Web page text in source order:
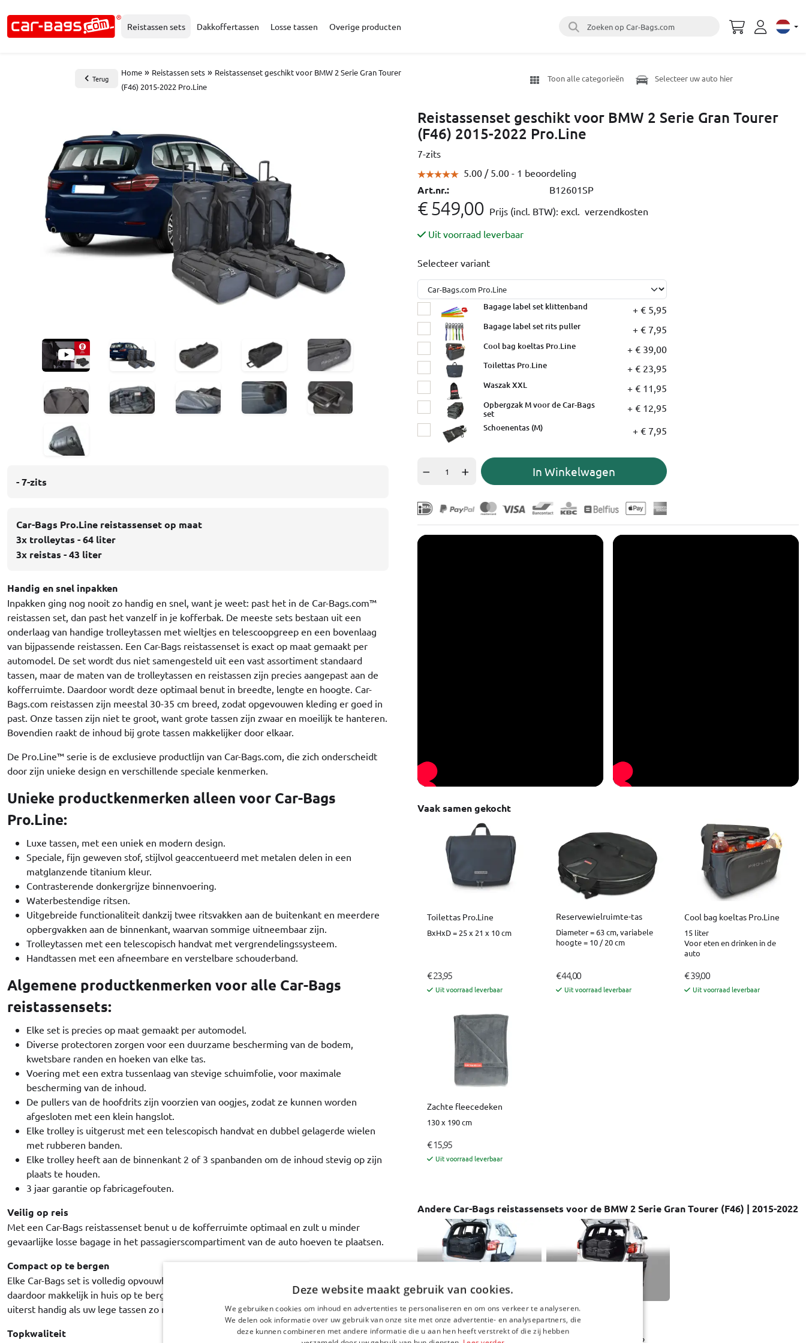
Reistassen sets Dakkoffertassen Losse tassen Overige producten Zoeken op Car-Bags.com Select
Terug
Home » Reistassen sets » Reistassenset geschikt voor BMW 2 Serie Gran Tourer
(F46) 2015-2022 Pro.Line
Toon alle categorieën Selecteer uw auto hier
- 7-zits
Car-Bags Pro.Line reistassenset op maat
3x trolleytas - 64 liter
3x reistas - 43 liter
Handig en snel inpakken
Inpakken ging nog nooit zo handig en snel, want je weet: past het in de Car-Bags.com™
reistassen set, dan past het vanzelf in je kofferbak. De meeste sets bestaan uit een
onderlaag van handige trolleytassen met wieltjes en telescoopgreep en een bovenlaag
van bijpassende reistassen. Een Car-Bags reistassenset is exact op maat gemaakt per
automodel. De set wordt dus niet samengesteld uit een vast assortiment standaard
tassen, maar de maten van de trolleytassen en reistassen zijn precies aangepast aan de
kofferruimte. Daardoor wordt deze optimaal benut in breedte, lengte en hoogte. Car-
Bags.com reistassen zijn meestal 30-35 cm breed, zodat opgevouwen kleding er goed in
past. Onze tassen zijn niet te groot, want grote tassen zijn zwaar en moeilijk te hanteren.
Bovendien raakt de inhoud bij grote tassen makkelijker door elkaar.
De Pro.Line™ serie is de exclusieve productlijn van Car-Bags.com, die zich onderscheidt
door zijn unieke design en verschillende speciale kenmerken.
Unieke productkenmerken alleen voor Car-Bags
Pro.Line:
Luxe tassen, met een uniek en modern design.
Speciale, fijn geweven stof, stijlvol geaccentueerd met metalen delen in een
matglanzende titanium kleur.
Contrasterende donkergrijze binnenvoering.
Waterbestendige ritsen.
Uitgebreide functionaliteit dankzij twee ritsvakken aan de buitenkant en meerdere
opbergvakken aan de binnenkant, waarvan sommige uitneembaar zijn.
Trolleytassen met een telescopisch handvat met vergrendelingssysteem.
Handtassen met een afneembare en verstelbare schouderband.
Algemene productkenmerken voor alle Car-Bags
reistassensets:
Elke set is precies op maat gemaakt per automodel.
Diverse protectoren zorgen voor een duurzame bescherming van de bodem,
kwetsbare randen en hoeken van elke tas.
Voering met een extra tussenlaag van stevige schuimfolie, voor maximale
bescherming van de inhoud.
De pullers van de hoofdrits zijn voorzien van oogjes, zodat ze kunnen worden
afgesloten met een klein hangslot.
Elke trolley is uitgerust met een telescopisch handvat en dubbel gelagerde wielen
met rubberen banden.
Elke trolley heeft aan de binnenkant 2 of 3 spanbanden om de inhoud stevig op zijn
plaats te houden.
3 jaar garantie op fabricagefouten.
Veilig op reis
Met een Car-Bags reistassenset benut u de kofferruimte optimaal en zult u minder
gevaarlijke losse bagage in het passagierscompartiment van de auto hoeven te plaatsen.
Compact op te bergen
Elke Car-Bags set is volledig opvouwbaar - in tegenstelling tot harde koffers – en
daardoor makkelijk in huis op te bergen. Maar ook op uw vakantiebestemming is het
uiterst handig als uw lege tassen zo min mogelijk ruimte in beslag nemen.
Topkwaliteit
Reistassenset geschikt voor BMW 2 Serie Gran Tourer
(F46) 2015-2022 Pro.Line
7-zits
5.00 / 5.00 - 1 beoordeling
Art.nr.: B12601SP
€ 549,00 Prijs (incl. BTW): excl. verzendkosten
Uit voorraad leverbaar
Selecteer variant
Bagage label set klittenband + € 5,95
Bagage label set rits puller + € 7,95
Cool bag koeltas Pro.Line + € 39,00
Toilettas Pro.Line + € 23,95
Waszak XXL + € 11,95
Opbergzak M voor de Car-Bags
set
+ € 12,95
Schoenentas (M) + € 7,95
In Winkelwagen
Vaak samen gekocht
Toilettas Pro.Line
BxHxD = 25 x 21 x 10 cm
€ 23,95
Uit voorraad leverbaar
Reservewielruimte-tas
Diameter = 63 cm, variabele
hoogte = 10 / 20 cm
€ 44,00
Uit voorraad leverbaar
Cool bag koeltas Pro.Line
15 liter
Voor eten en drinken in de
auto
€ 39,00
Uit voorraad leverbaar
Zachte fleecedeken
130 x 190 cm
€ 15,95
Uit voorraad leverbaar
Andere Car-Bags reistassensets voor de BMW 2 Serie Gran Tourer (F46) | 2015-2022
Reistassenset geschikt
voor BMW 2 Serie Gran
Tourer (F46) 2015-2022
Reistassenset geschikt
voor BMW 2 Serie Gran
Tourer (F46) 2015-2022
Deze website maakt gebruik van cookies.
We gebruiken cookies om inhoud en advertenties te personaliseren en om ons verkeer te analyseren.
We delen ook informatie over uw gebruik van onze site met onze advertentie- en analysepartners, die
deze kunnen combineren met andere informatie die u aan hen heeft verstrekt of die zij hebben